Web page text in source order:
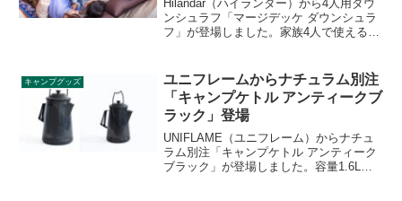
Hilandar（ハイランダー）から4人用ダウ
ンシュラフ「マージデッケ ダウンシュラ
フ」が登場しました。家族4人で使える
ることでコンパクトに収納できます。詳
細をレビューします。
キャンプグッズ
ユニフレームからナチュラム別注
「キャンプケトル アンティークブ
ラック」登場
UNIFLAME（ユニフレーム）からナチュ
ラム別注「キャンプケトル アンティーク
ブラック」が登場しました。容量1.6Lの